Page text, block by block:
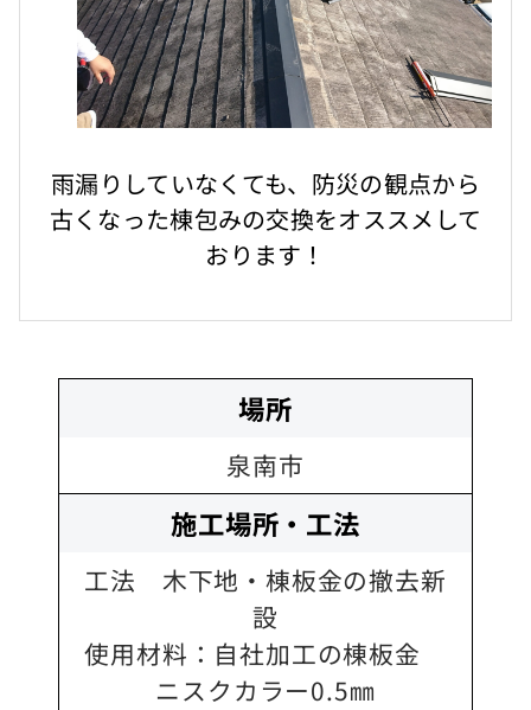
雨漏りしていなくても、防災の観点から
古くなった棟包みの交換をオススメして
おります！
場所
泉南市
施工場所・工法
工法 木下地・棟板金の撤去新
設
使用材料：自社加工の棟板金
ニスクカラー0.5㎜